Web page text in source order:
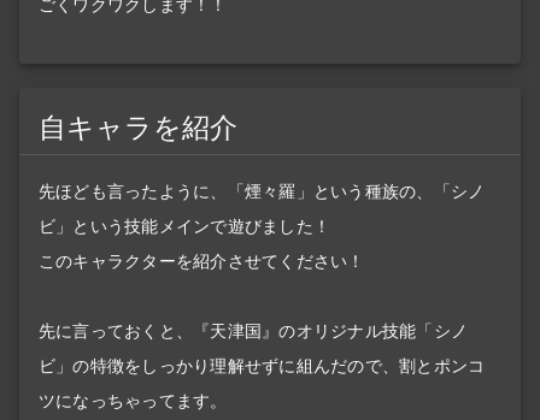
ごくワクワクします！！
自キャラを紹介
先ほども言ったように、「煙々羅」という種族の、「シノ
ビ」という技能メインで遊びました！
このキャラクターを紹介させてください！
先に言っておくと、『天津国』のオリジナル技能「シノ
ビ」の特徴をしっかり理解せずに組んだので、割とポンコ
ツになっちゃってます。